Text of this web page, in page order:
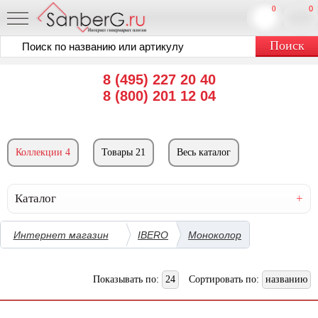
8 (495) 227 20 40
8 (800) 201 12 04
0
0
Коллекции 4 Товары 21 Весь каталог
Каталог
Интернет магазин IBERO Моноколор
Показывать по: 24 Сортировать по: названию